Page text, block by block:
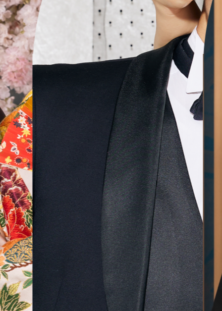
無料相談予約
来店・オンライン
に入
最後
た！